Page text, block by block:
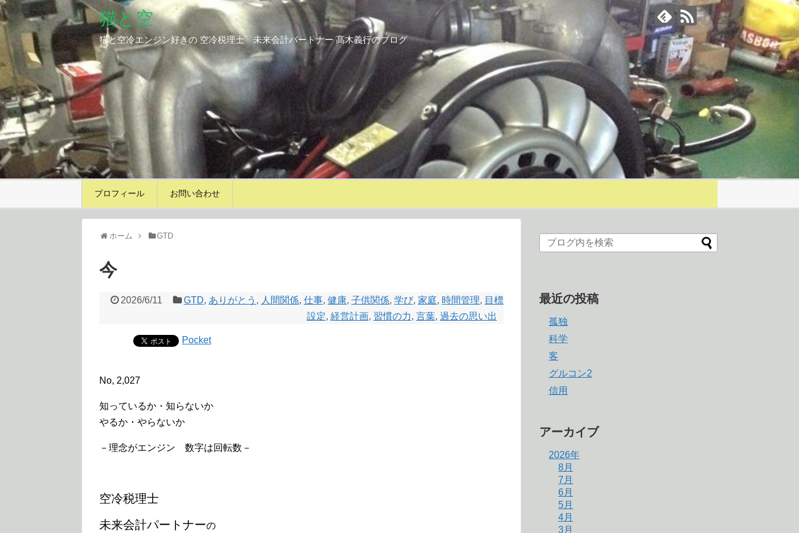
猫と空
猫と空冷エンジン好きの 空冷税理士 未来会計パートナー 髙木義行のブログ
プロフィール お問い合わせ
ホーム GTD
今
2026/6/11 GTD, ありがとう , 人間関係, 仕事, 健康, 子供関係, 学び, 家庭, 時間管理, 目標
設定, 経営計画, 習慣の力, 言葉, 過去の思い出
Pocket
No, 2,027
知っているか・知らないか
やるか・やらないか
－理念がエンジン 数字は回転数－
空冷税理士
未来会計パートナーの
最近の投稿
孤独
科学
客
グルコン2
信用
アーカイブ
2026年
8月
7月
6月
5月
4月
3月